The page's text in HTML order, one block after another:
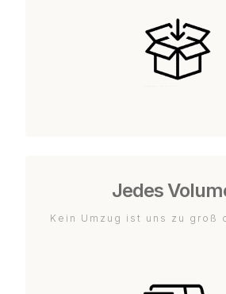
Jedes
Kein Umzug ist uns zu groß